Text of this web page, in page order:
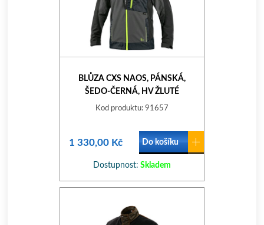
BLŮZA CXS NAOS, PÁNSKÁ,
ŠEDO-ČERNÁ, HV ŽLUTÉ
DOPLŇKY, ROZ. 50
Kod produktu: 91657
1 330,00 Kč Do košíku
Dostupnost: Skladem